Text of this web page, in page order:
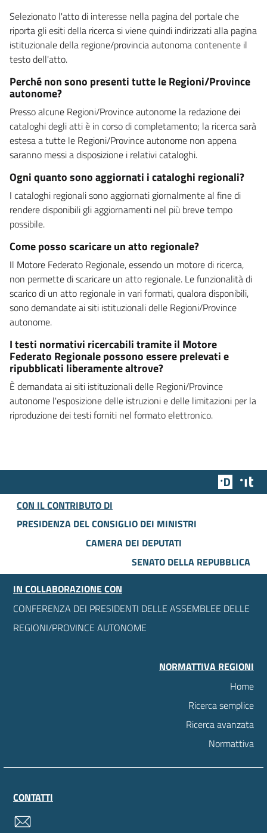
Selezionato l'atto di interesse nella pagina del portale che
riporta gli esiti della ricerca si viene quindi indirizzati alla pagina
istituzionale della regione/provincia autonoma contenente il
testo dell'atto.
Perché non sono presenti tutte le Regioni/Province
autonome?
Presso alcune Regioni/Province autonome la redazione dei
cataloghi degli atti è in corso di completamento; la ricerca sarà
estesa a tutte le Regioni/Province autonome non appena
saranno messi a disposizione i relativi cataloghi.
Ogni quanto sono aggiornati i cataloghi regionali?
I cataloghi regionali sono aggiornati giornalmente al fine di
rendere disponibili gli aggiornamenti nel più breve tempo
possibile.
Come posso scaricare un atto regionale?
Il Motore Federato Regionale, essendo un motore di ricerca,
non permette di scaricare un atto regionale. Le funzionalità di
scarico di un atto regionale in vari formati, qualora disponibili,
sono demandate ai siti istituzionali delle Regioni/Province
autonome.
I testi normativi ricercabili tramite il Motore
Federato Regionale possono essere prelevati e
ripubblicati liberamente altrove?
È demandata ai siti istituzionali delle Regioni/Province
autonome l'esposizione delle istruzioni e delle limitazioni per la
riproduzione dei testi forniti nel formato elettronico.
Team
CON IL CONTRIBUTO DI
PRESIDENZA DEL CONSIGLIO DEI MINISTRI
CAMERA DEI DEPUTATI
SENATO DELLA REPUBBLICA
IN COLLABORAZIONE CON
CONFERENZA DEI PRESIDENTI DELLE ASSEMBLEE DELLE
REGIONI/PROVINCE AUTONOME
NORMATTIVA REGIONI
Home
Ricerca semplice
Ricerca avanzata
Normattiva
CONTATTI